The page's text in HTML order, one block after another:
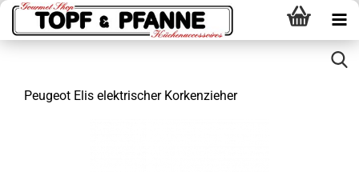
Peugeot Elis elektrischer Korkenzieher